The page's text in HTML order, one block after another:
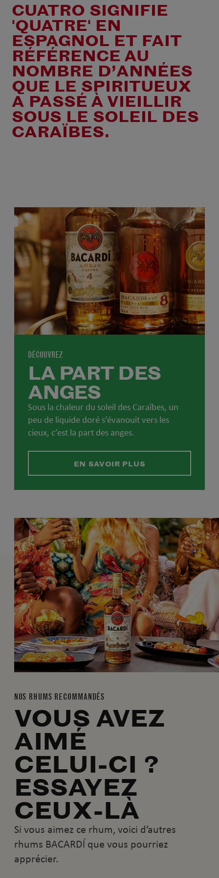
CUATRO SIGNIFIE
'QUATRE' EN
ESPAGNOL ET FAIT
RÉFÉRENCE AU
NOMBRE D’ANNÉES
QUE LE SPIRITUEUX
A PASSÉ À VIEILLIR
SOUS LE SOLEIL DES
CARAÏBES.
DÉCOUVREZ
LA PART DES
ANGES
Sous la chaleur du soleil des Caraïbes, un
peu de liquide doré s’évanouit vers les
cieux, c’est la part des anges.
EN SAVOIR PLUS
NOS RHUMS RECOMMANDÉS
VOUS AVEZ
AIMÉ
CELUI-CI ?
ESSAYEZ
CEUX-LÀ
Si vous aimez ce rhum, voici d’autres
rhums BACARDĺ que vous pourriez
apprécier.